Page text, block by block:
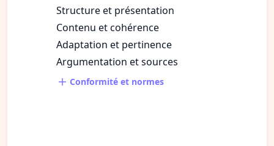
Structure et présentation
Contenu et cohérence
Adaptation et pertinence
Argumentation et sources
Conformité et normes